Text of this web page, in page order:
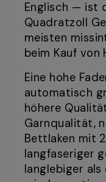
Englisch — ist
Quadratzoll
meisten
beim Kauf
Eine hohe
automatisch
höhere
Garnqualität,
Bettlaken mit
langfaseriger
langlebiger